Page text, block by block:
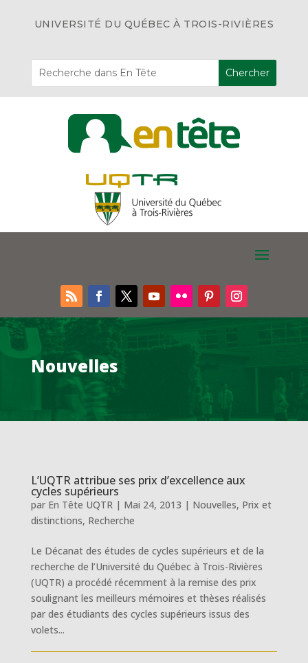
UNIVERSITÉ DU QUÉBEC À TROIS-RIVIÈRES
Nouvelles
L’UQTR attribue ses prix d’excellence aux
cycles supérieurs
par En Tête UQTR| Mai 24, 2013 | Nouvelles, Prix et
distinctions, Recherche
Le Décanat des études de cycles supérieurs et de la
recherche de l’Université du Québec à Trois-Rivières
(UQTR) a procédé récemment à la remise des prix
soulignant les meilleurs mémoires et thèses réalisés
par des étudiants des cycles supérieurs issus des
volets...